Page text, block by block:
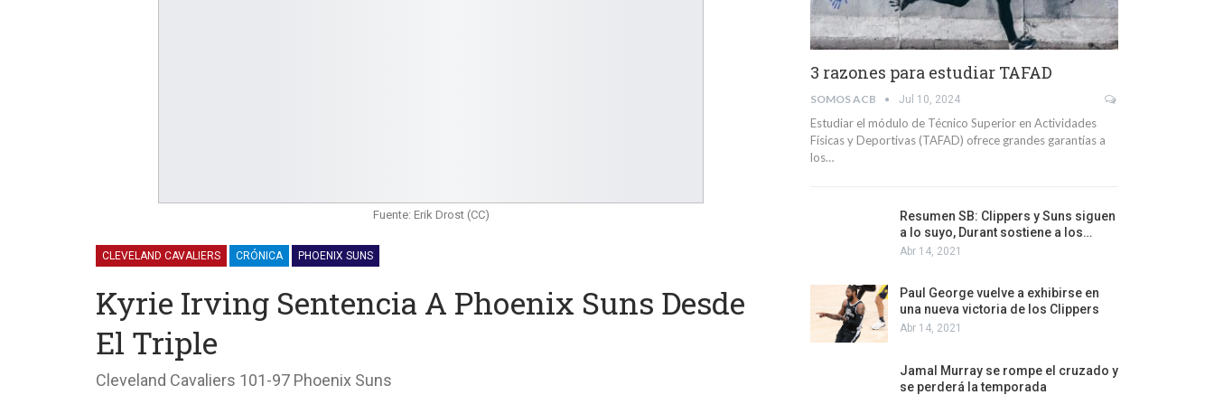
Fuente: Erik Drost (CC)
CLEVELAND CAVALIERS CRÓNICA PHOENIX SUNS
Kyrie Irving Sentencia A Phoenix Suns Desde
El Triple
Cleveland Cavaliers 101-97 Phoenix Suns
3 razones para estudiar TAFAD
SOMOS ACB Jul 10, 2024
Estudiar el módulo de Técnico Superior en Actividades
Físicas y Deportivas (TAFAD) ofrece grandes garantías a
los…
Resumen SB: Clippers y Suns siguen
a lo suyo, Durant sostiene a los…
Abr 14, 2021
Paul George vuelve a exhibirse en
una nueva victoria de los Clippers
Abr 14, 2021
Jamal Murray se rompe el cruzado y
se perderá la temporada